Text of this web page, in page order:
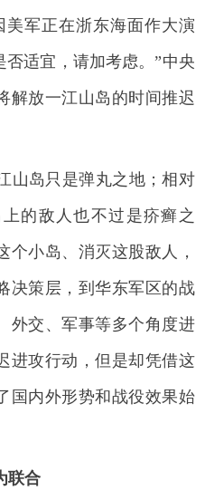
军正在浙东海面作大演
适宜，请加考虑。”中央
解放一江山岛的时间推迟
山岛只是弹丸之地；相对
的敌人也不过是疥癣之
个小岛、消灭这股敌人，
决策层，到华东军区的战
外交、军事等多个角度进
进攻行动，但是却凭借这
国内外形势和战役效果始
联合